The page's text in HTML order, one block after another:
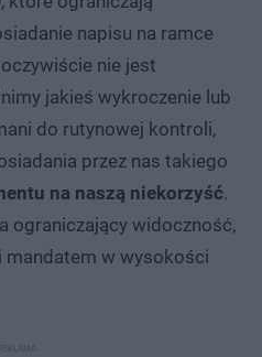
napisu na ramce
nie jest
jakieś wykroczenie lub
do rutynowej kontroli,
przez nas takiego
na naszą niekorzyść.
ograniczający widoczność,
mandatem w wysokości